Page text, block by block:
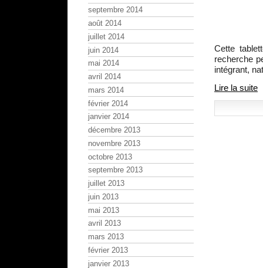
Cette
recherche
intégrant,
Lire la suite
septembre 2014
août 2014
juillet 2014
juin 2014
mai 2014
avril 2014
mars 2014
février 2014
janvier 2014
décembre 2013
novembre 2013
octobre 2013
septembre 2013
juillet 2013
juin 2013
mai 2013
avril 2013
mars 2013
février 2013
janvier 2013